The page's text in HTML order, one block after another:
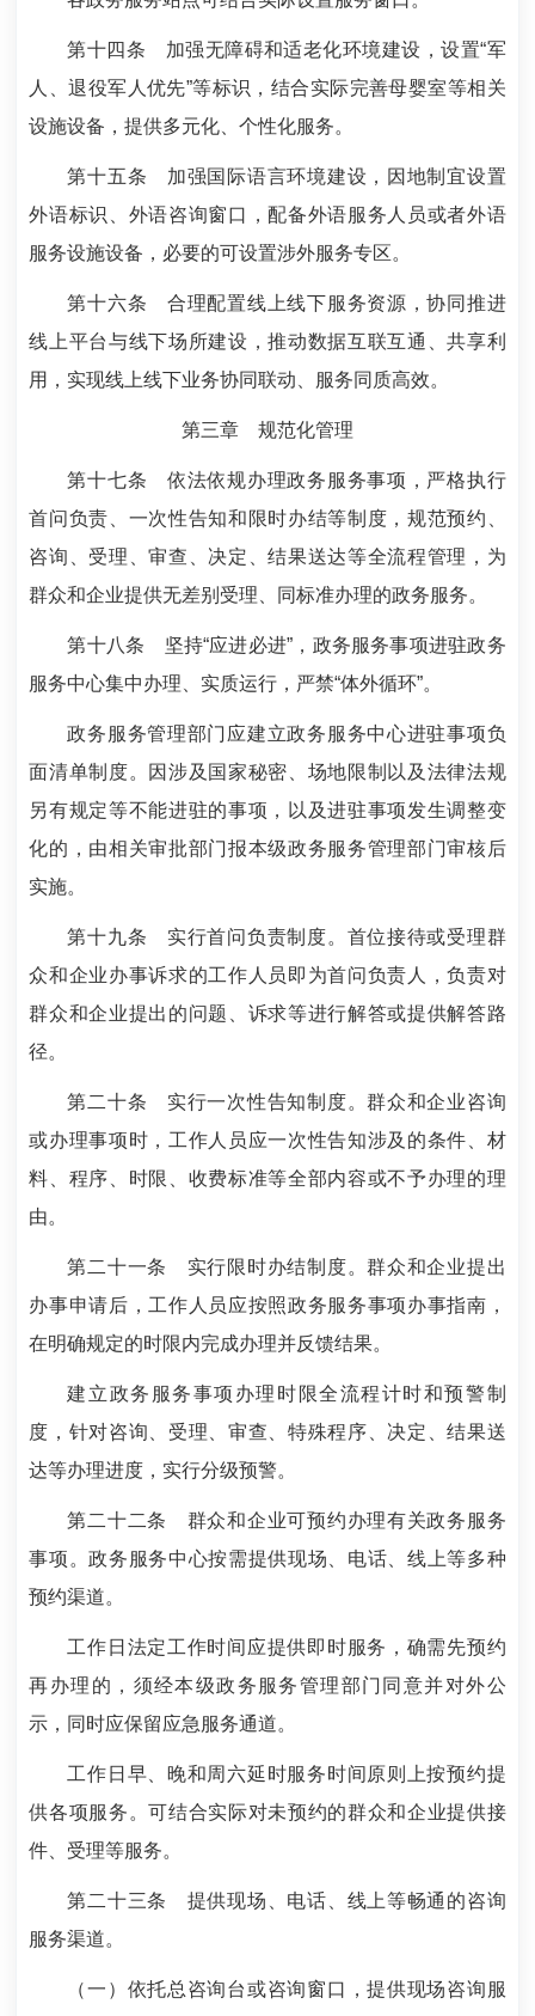
第十四条 加强无障碍和适老化环境建设，设置“军
人、退役军人优先”等标识，结合实际完善母婴室等相关
设施设备，提供多元化、个性化服务。
第十五条 加强国际语言环境建设，因地制宜设置
外语标识、外语咨询窗口，配备外语服务人员或者外语
服务设施设备，必要的可设置涉外服务专区。
第十六条合理配置线上线下服务资源，协同推进
线上平台与线下场所建设，推动数据互联互通、共享利
用，实现线上线下业务协同联动、服务同质高效。
第三章 规范化管理
第十七条 依法依规办理政务服务事项，严格执行
首问负责、一次性告知和限时办结等制度，规范预约、
咨询、受理、审查、决定、结果送达等全流程管理，为
群众和企业提供无差别受理、同标准办理的政务服务。
第十八条 坚持“应进必进”，政务服务事项进驻政务
服务中心集中办理、实质运行，严禁“体外循环”。
政务服务管理部门应建立政务服务中心进驻事项负
面清单制度。因涉及国家秘密、场地限制以及法律法规
另有规定等不能进驻的事项，以及进驻事项发生调整变
化的，由相关审批部门报本级政务服务管理部门审核后
实施。
第十九条 实行首问负责制度。首位接待或受理群
众和企业办事诉求的工作人员即为首问负责人，负责对
群众和企业提出的问题、诉求等进行解答或提供解答路
径。
第二十条 实行一次性告知制度。群众和企业咨询
或办理事项时，工作人员应一次性告知涉及的条件、材
料、程序、时限、收费标准等全部内容或不予办理的理
由。
第二十一条 实行限时办结制度。群众和企业提出
办事申请后，工作人员应按照政务服务事项办事指南，
在明确规定的时限内完成办理并反馈结果。
建立政务服务事项办理时限全流程计时和预警制
度，针对咨询、受理、审查、特殊程序、决定、结果送
达等办理进度，实行分级预警。
第二十二条 群众和企业可预约办理有关政务服务
事项。政务服务中心按需提供现场、电话、线上等多种
预约渠道。
工作日法定工作时间应提供即时服务，确需先预约
再办理的，须经本级政务服务管理部门同意并对外公
示，同时应保留应急服务通道。
工作日早、晚和周六延时服务时间原则上按预约提
供各项服务。可结合实际对未预约的群众和企业提供接
件、受理等服务。
第二十三条 提供现场、电话、线上等畅通的咨询
服务渠道。
（一）依托总咨询台或咨询窗口，提供现场咨询服